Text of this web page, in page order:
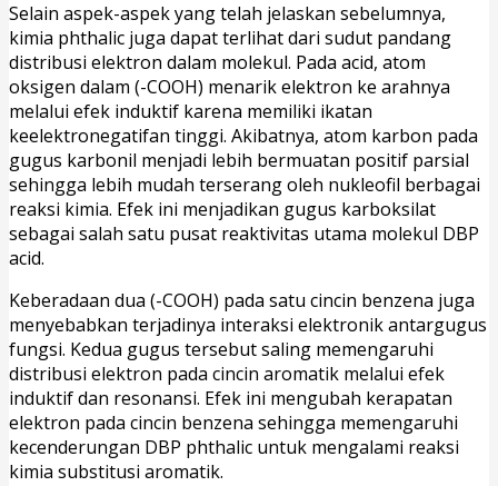
Selain aspek-aspek yang telah jelaskan sebelumnya,
kimia phthalic juga dapat terlihat dari sudut pandang
distribusi elektron dalam molekul. Pada acid, atom
oksigen dalam (-COOH) menarik elektron ke arahnya
melalui efek induktif karena memiliki ikatan
keelektronegatifan tinggi. Akibatnya, atom karbon pada
gugus karbonil menjadi lebih bermuatan positif parsial
sehingga lebih mudah terserang oleh nukleofil berbagai
reaksi kimia. Efek ini menjadikan gugus karboksilat
sebagai salah satu pusat reaktivitas utama molekul DBP
acid.
Keberadaan dua (-COOH) pada satu cincin benzena juga
menyebabkan terjadinya interaksi elektronik antargugus
fungsi. Kedua gugus tersebut saling memengaruhi
distribusi elektron pada cincin aromatik melalui efek
induktif dan resonansi. Efek ini mengubah kerapatan
elektron pada cincin benzena sehingga memengaruhi
kecenderungan DBP phthalic untuk mengalami reaksi
kimia substitusi aromatik.